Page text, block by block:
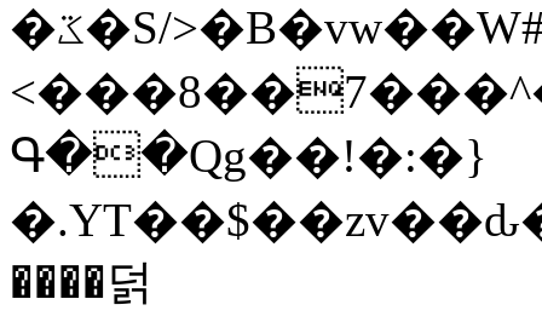
�ػ�S/>�B�vw��W#�I��*]\W��)Ħ�1��fC}
Գ��Qg��!�:�}
����덝